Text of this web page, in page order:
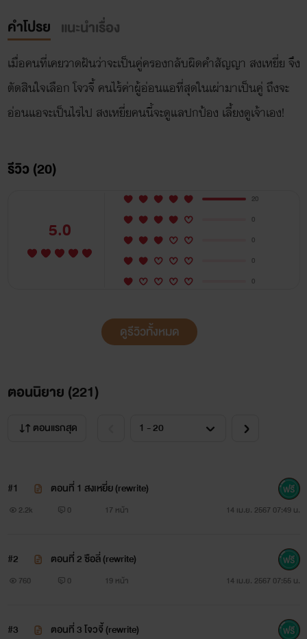
คำโปรย แนะนำเรื่อง
เมื่อคนที่เคยวาดฝันว่าจะเป็นคู่ครองกลับผิดคำสัญญา สงเหยี่ย จึง
ตัดสินใจเลือก โจวจี้ คนไร้ค่าผู้อ่อนแอที่สุดในเผ่ามาเป็นคู่ ถึงจะ
อ่อนแอจะเป็นไรไป สงเหยี่ยคนนี้จะดูแลปกป้อง เลี้ยงดูเจ้าเอง!
รีวิว (20)
5.0
20
0
0
0
0
ดูรีวิวทั้งหมด
ตอนนิยาย (221)
ตอนแรกสุด
#1 ตอนที่ 1 สงเหยี่ย (rewrite)
2.2k 0 17 หน้า 14 เม.ย. 2567 07:49 น.
#2 ตอนที่ 2 ซือลี่ (rewrite)
760 0 19 หน้า 14 เม.ย. 2567 07:55 น.
#3 ตอนที่ 3 โจวจี้ (rewrite)